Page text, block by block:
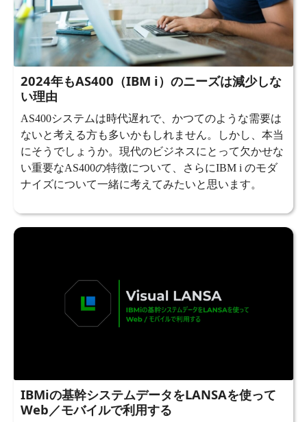
2024年もAS400（IBM i）のニーズは減少しな
い理由
AS400システムは時代遅れで、かつてのような需要は
ないと考える方も多いかもしれません。しかし、本当
にそうでしょうか。現代のビジネスにとって欠かせな
い重要なAS400の特徴について、さらにIBM i のモダ
ナイズについて一緒に考えてみたいと思います。
IBMiの基幹システムデータをLANSAを使って
Web／モバイルで利用する